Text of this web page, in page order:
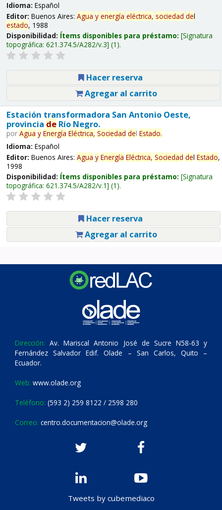
Idioma: Español
Editor: Buenos Aires: Agua y energía eléctrica, sociedad del
estado, 1988
Disponibilidad: Ítems disponibles para préstamo: Signatura
topográfica: 621.374.5/A282/v.3 (1).
Hacer reserva
Agregar al carrito
Estación transformadora San Antonio Oeste,
provincia deRío Negro.
por Agua y Energía Eléctrica, Sociedad del Estado.
Idioma: Español
Editor: Buenos Aires: Agua y Energía Eléctrica, Sociedad del Estado,
1998
Disponibilidad: Ítems disponibles para préstamo: Signatura
topográfica: 621.374.5/A282/v.1 (1).
Hacer reserva
Agregar al carrito
Dirección: Av. Mariscal Antonio José de Sucre N58-63 y
Fernández Salvador Edif. Olade – San Carlos, Quito –
Ecuador.
Web: www.olade.org
Teléfono: (593 2) 259 8122 / 2598 280
Correo: centro.documentacion@olade.org
Tweets by cubemediaco